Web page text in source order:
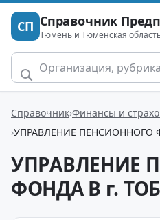
СП Справочник
Тюмень и Тюменская
Справочник Финансы и
УПРАВЛЕНИЕ ПЕНСИОННОГО
УПРАВЛЕНИЕ
ФОНДА В г.